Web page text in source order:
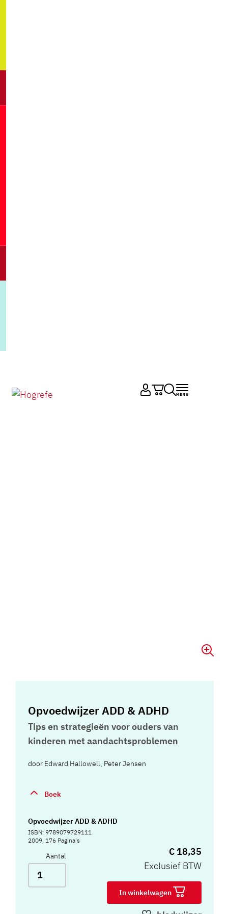
Opvoedwijzer ADD & ADHD
Tips en strategieën voor ouders van
kinderen met aandachtsproblemen
door Edward Hallowell, Peter Jensen
Boek
Opvoedwijzer ADD & ADHD
ISBN: 9789079729111
2009, 176 Pagina's
Aantal
€ 18,35
Exclusief BTW
In winkelwagen